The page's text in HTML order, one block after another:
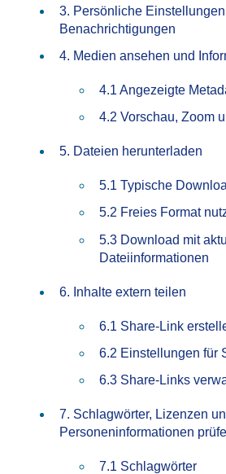
3. Persönliche
Benachrichtigungen
4. Medien ansehen und
4.1 Angezeigte
4.2 Vorschau, Zoom
5. Dateien herunterladen
5.1 Typische
5.2 Freies Format
5.3 Download mit
Dateiinformationen
6. Inhalte extern teilen
6.1 Share-Link
6.2 Einstellungen für
6.3 Share-Links
7. Schlagwörter, Lizenzen
Personeninformationen
7.1 Schlagwörter